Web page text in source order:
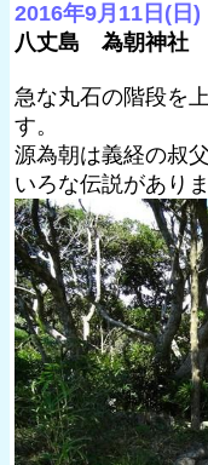
2016年9月11日(日)
八丈島 為朝神社
急な丸石の階段を
す。
源為朝は義経の叔
いろな伝説がありま